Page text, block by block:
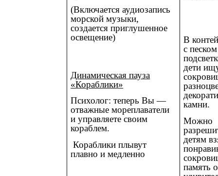
(Включается аудиозапись
морской музыки,
создается приглушенное
освещение)
Динамическая пауза
«Кораблики»
Психолог: теперь Вы —
отважные мореплаватели
и управляете своим
кораблем.
Кораблики плывут
плавно и медленно
В
с
дети
камни.
Можно
детям
память